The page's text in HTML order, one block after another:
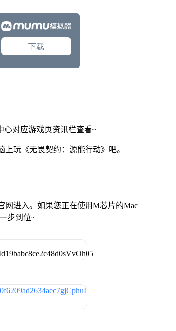
心对应游戏页资讯栏查看~
玩《无畏契约：源能行动》吧。
网进入。如果您正在使用M芯片的Mac
步到位~